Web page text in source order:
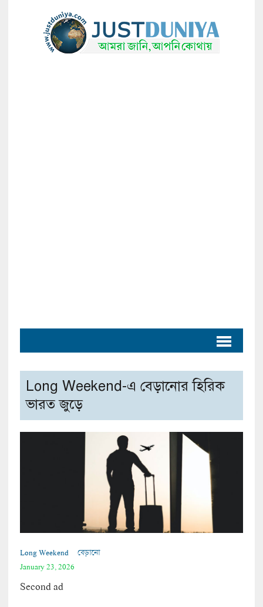
Long Weekend-এ বেড়ানোর হিরিক
ভারত জুড়ে
Long Weekend
বেড়ানো
January 23, 2026
Second ad